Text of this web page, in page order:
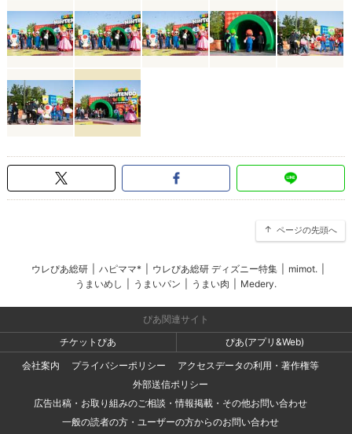
ページの先頭へ
ウレぴあ総研 ハピママ* ウレぴあ総研 ディズニー特集 mimot.
うまいめし
うまいパン うまい肉 Medery.
ぴあ関連サイト
チケットぴあ
ぴあ(アプリ&Web)
会社案内
プライバシーポリシー
アクセスデータの利用・著作権等
外部送信ポリシー
広告出稿・お取り組みのご相談・情報掲載・その他お問い合わせ
一般の読者の方・ユーザーの方からのお問い合わせ